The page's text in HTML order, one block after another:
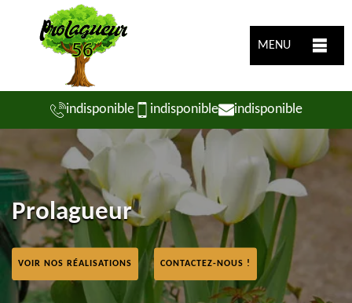
MENU
indisponible indisponible indisponible
Prolagueur
VOIR NOS RÉALISATIONS CONTACTEZ-NOUS !